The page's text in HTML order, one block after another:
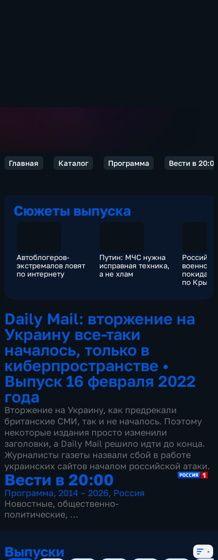
Главная Каталог Программа Вести в 20:00
Сюжеты выпуска
Автоблогеров-
экстремалов ловят
по интернету
Путин: МЧС нужна
исправная техника,
а не хлам
по
Daily Mail: вторжение на
Украину все-таки
началось, только в
киберпространстве •
Выпуск 16 февраля 2022
года
Вторжение на Украину, как предрекали
британские СМИ, так и не началось. Поэтому
некоторые издания просто изменили
заголовки, а Daily Mail решило идти до конца.
Журналисты газеты назвали сбой в работе
украинских сайтов началом российской атаки.
Вести в 20:00
Программа,2014 – 2026, Россия
Новостные, общественно-
политические,
Выпуски